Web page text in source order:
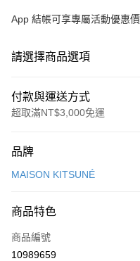
App 結帳可享專屬活動優惠價
請選擇商品選項
付款與運送方式
超取滿NT$3,000免運
信用卡一次付款
ATM付款
品牌
MAISON KITSUNÉ
商品特色
商品編號
10989659